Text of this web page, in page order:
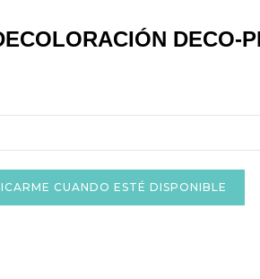
DECO-
CUANDO ESTÉ DISPONIBLE